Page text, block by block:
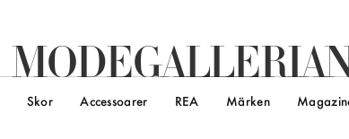
MODEGALLERIA
Skor Accessoarer REA Märken